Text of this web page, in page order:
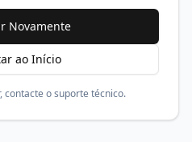
Novamente
ao Início
contacte o suporte técnico.